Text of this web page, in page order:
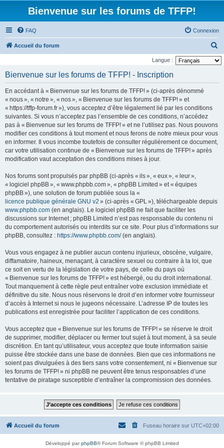
Bienvenue sur les forums de TFFP!
FAQ Connexion
Accueil du forum
e
Langue :
Bienvenue sur les forums de TFFP! - Inscription
En accédant à « Bienvenue sur les forums de TFFP! » (ci-après dénommé
« nous », « notre », « nos », « Bienvenue sur les forums de TFFP! » et
« https://tffp-forum.fr »), vous acceptez d’être légalement lié par les conditions
suivantes. Si vous n’acceptez pas l’ensemble de ces conditions, n’accédez
pas à « Bienvenue sur les forums de TFFP! » et ne l’utilisez pas. Nous pouvons
modifier ces conditions à tout moment et nous ferons de notre mieux pour vous
en informer. Il vous incombe toutefois de consulter régulièrement ce document,
car votre utilisation continue de « Bienvenue sur les forums de TFFP! » après
modification vaut acceptation des conditions mises à jour.
Nos forums sont propulsés par phpBB (ci-après « ils », « eux », « leur »,
« logiciel phpBB », « www.phpbb.com », « phpBB Limited » et « équipes
phpBB »), une solution de forum publiée sous la «
licence publique générale GNU v2 » (ci-après « GPL »), téléchargeable depuis
www.phpbb.com (en anglais). Le logiciel phpBB ne fait que faciliter les
discussions sur Internet ; phpBB Limited n’est pas responsable du contenu ni
du comportement autorisés ou interdits sur ce site. Pour plus d’informations sur
phpBB, consultez : https://www.phpbb.com/(en anglais).
Vous vous engagez à ne publier aucun contenu injurieux, obscène, vulgaire,
diffamatoire, haineux, menaçant, à caractère sexuel ou contraire à la loi, que
ce soit en vertu de la législation de votre pays, de celle du pays où
« Bienvenue sur les forums de TFFP! » est hébergé, ou du droit international.
Tout manquement à cette règle peut entraîner votre exclusion immédiate et
définitive du site. Nous nous réservons le droit d’en informer votre fournisseur
d’accès à Internet si nous le jugeons nécessaire. L’adresse IP de toutes les
publications est enregistrée pour faciliter l’application de ces conditions.
Vous acceptez que « Bienvenue sur les forums de TFFP! » se réserve le droit
de supprimer, modifier, déplacer ou fermer tout sujet à tout moment, à sa seule
discrétion. En tant qu’utilisateur, vous acceptez que toute information saisie
puisse être stockée dans une base de données. Bien que ces informations ne
soient pas divulguées à des tiers sans votre consentement, ni « Bienvenue sur
les forums de TFFP! » ni phpBB ne peuvent être tenus responsables d’une
tentative de piratage susceptible d’entraîner la compromission des données.
Accueil du forum Fuseau horaire sur UTC+02:00
Développé parphpBB® Forum Software © phpBB Limited